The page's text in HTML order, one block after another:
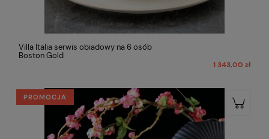
Villa Italia serwis obiadowy na 6 osób
Boston Gold
1 343,00 zł
PROMOCJA